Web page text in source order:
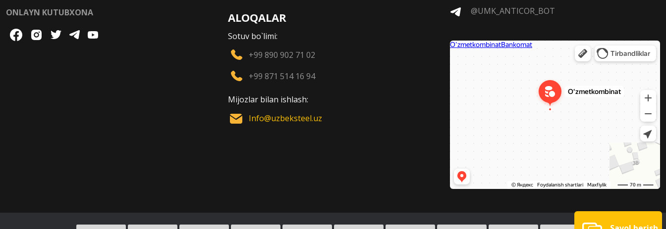
ONLAYN KUTUBXONA
ALOQALAR
Sotuv bo`limi:
+99 890 902 71 02
+99 871 514 16 94
Mijozlar bilan ishlash:
Info@uzbeksteel.uz
@UMK_ANTICOR_BOT